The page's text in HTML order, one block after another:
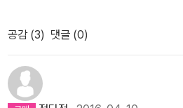
의 바다를 누비고 다닙니다. 압도적인
비 딕과 에이해브 선장이 벌였던 치열한
니다. 고래는 발견되고, 학살당할 뿐이
니다. 인간의 경제 사정이야 어떻든 고
는 어디에도 없습니다. 이것만은 에이해
미움받는 고래는 이 세계의 온 바다를
는 그의 목적을 하느님이 옆으로 밀쳐내
엽이 풀려서 멎어버렸고, 내 심장은 모
문에, 나에게는 다시 심장을 들어 올릴
에도스스로에겐, 도래할 그러나 영원히
사건으로서만 자각하며 끝나지 않을 것
아낸다.프로이트의 '죽음충동'은 문명화
기제로 알려져 있느나 반복되는 생활-세
대인들에겐, 만일 그것이 언제고 의식의
공감 (3) 댓글 (0)